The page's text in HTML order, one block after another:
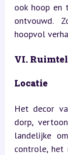
ook hoop en
ontvouwd.
hoopvol
VI.
Locatie
Het decor
dorp,
landelijke
controle,